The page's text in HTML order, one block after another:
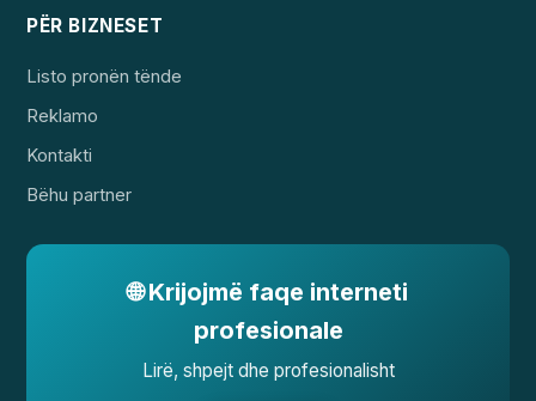
PËR BIZNESET
Listo pronën tënde
Reklamo
Kontakti
Bëhu partner
🌐 Krijojmë faqe interneti
profesionale
Lirë, shpejt dhe profesionalisht